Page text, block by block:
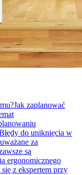
Jak zaplanować
do uniknięcia w
za
są
ergonomicznego
z ekspertem przy